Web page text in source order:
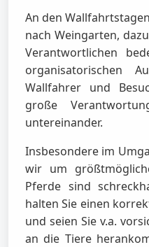
An den
nach Weingarten,
Verantwortlichen
organisatorischen
Wallfahrer und
große
untereinander.
Insbesondere im
wir um
Pferde sind
halten Sie einen
und seien Sie v.a.
an die Tiere